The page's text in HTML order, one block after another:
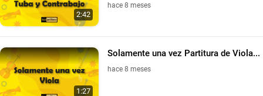
2:42
hace 8 meses
1:27
Solamente una vez Partitura de Viola...
hace 8 meses